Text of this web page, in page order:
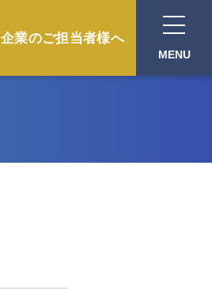
企業のご担当者様へ
MENU